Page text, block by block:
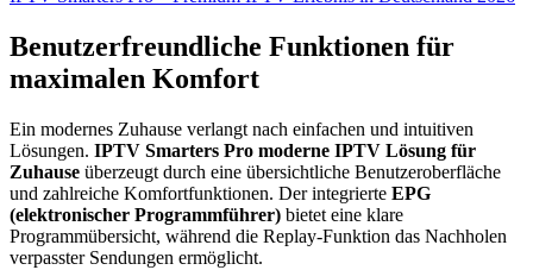
Benutzerfreundliche Funktionen für
maximalen Komfort
Ein modernes Zuhause verlangt nach einfachen und intuitiven
Lösungen. IPTV Smarters Pro moderne IPTV Lösung für
Zuhause überzeugt durch eine übersichtliche Benutzeroberfläche
und zahlreiche Komfortfunktionen. Der integrierte EPG
(elektronischer Programmführer) bietet eine klare
Programmübersicht, während die Replay-Funktion das Nachholen
verpasster Sendungen ermöglicht.